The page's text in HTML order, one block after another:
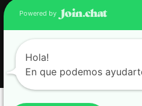
Copyright 2026 | Grupo 90
Política de Cookies
Política de Privacidad
Aviso Legal
Powered by
Hola!
En que podemos